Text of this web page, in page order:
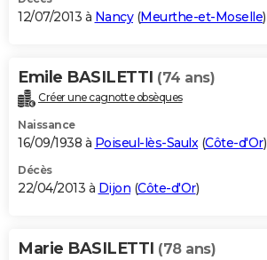
12/07/2013 à Nancy(Meurthe-et-Moselle)
Emile BASILETTI (74 ans)
Créer une cagnotte obsèques
Naissance
16/09/1938 à Poiseul-lès-Saulx(Côte-d'Or)
Décès
22/04/2013 à Dijon (Côte-d'Or)
Marie BASILETTI (78 ans)